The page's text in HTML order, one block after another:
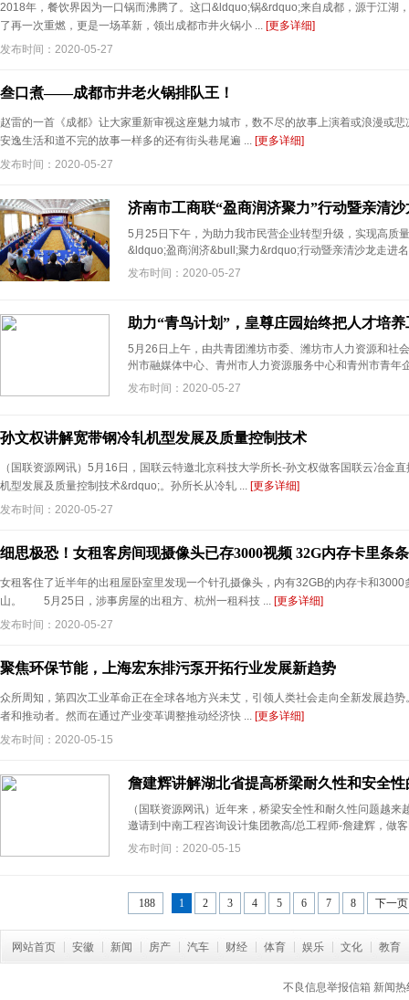
2018年，餐饮界因为一口锅而沸腾了。这口&ldquo;锅&rdquo;来自成都，源于江湖
了再一次重燃，更是一场革新，领出成都市井火锅小 ... [更多详细]
发布时间：2020-05-27
叁口煮——成都市井老火锅排队王！
赵雷的一首《成都》让大家重新审视这座魅力城市，数不尽的故事上演着或浪漫或
安逸生活和道不完的故事一样多的还有街头巷尾遍 ... [更多详细]
发布时间：2020-05-27
济南市工商联“盈商润济聚力”行动暨亲清
5月25日下午，为助力我市民营企业转型升级，实现高质
&ldquo;盈商润济&bull;聚力&rdquo;行动暨亲清沙龙走进
发布时间：2020-05-27
助力“青鸟计划”，皇尊庄园始终把人才培
5月26日上午，由共青团潍坊市委、潍坊市人力资源和社
州市融媒体中心、青州市人力资源服务中心和青州市青年
发布时间：2020-05-27
孙文权讲解宽带钢冷轧机型发展及质量控制技术
（国联资源网讯）5月16日，国联云特邀北京科技大学所长-孙文权做客国联云冶金
机型发展及质量控制技术&rdquo;。孙所长从冷轧 ... [更多详细]
发布时间：2020-05-27
细思极恐！女租客房间现摄像头已存3000视频 32G内存卡里条
女租客住了近半年的出租屋卧室里发现一个针孔摄像头，内有32GB的内存卡和
山。 5月25日，涉事房屋的出租方、杭州一租科技 ... [更多详细]
发布时间：2020-05-27
聚焦环保节能，上海宏东排污泵开拓行业发展新趋势
众所周知，第四次工业革命正在全球各地方兴未艾，引领人类社会走向全新发展趋
者和推动者。然而在通过产业变革调整推动经济快 ... [更多详细]
发布时间：2020-05-15
詹建辉讲解湖北省提高桥梁耐久性和安全
（国联资源网讯）近年来，桥梁安全性和耐久性问题越
邀请到中南工程咨询设计集团教高/总工程师-詹建辉，做
发布时间：2020-05-15
188 1 2 3 4 5 6 7 8 下一页
网站首页 安徽 新闻 房产 汽车 财经 体育 娱乐 文化 教育
不良信息举报信箱 新闻